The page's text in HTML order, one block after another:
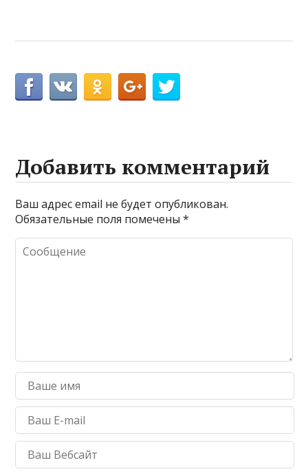
Добавить комментарий
Ваш адрес email не будет опубликован.
Обязательные поля помечены*